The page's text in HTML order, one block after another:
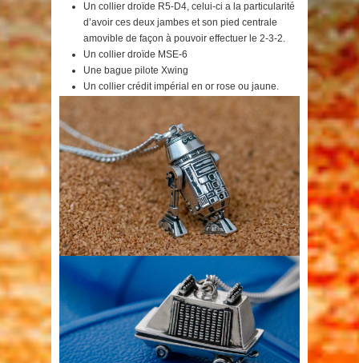
Un collier droïde R5-D4, celui-ci a la particularité
d’avoir ces deux jambes et son pied centrale
amovible de façon à pouvoir effectuer le 2-3-2.
Un collier droïde MSE-6
Une bague pilote Xwing
Un collier crédit impérial en or rose ou jaune.